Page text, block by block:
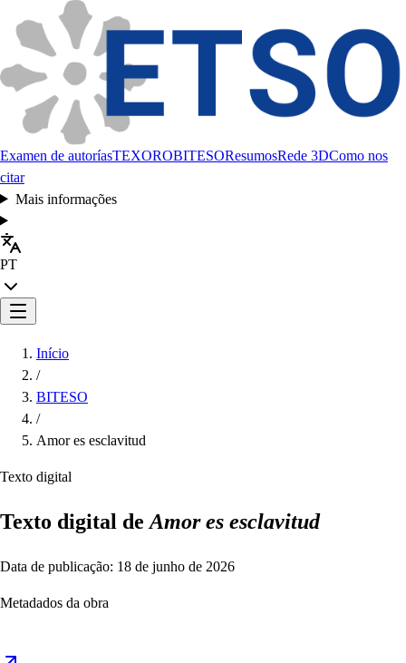
Examen de autoríasTEXOROBITESOResumosRede 3DComo nos
citar
Mais informações
PT
Início
/
BITESO
/
Amor es esclavitud
Texto digital
Texto digital deAmor es esclavitud
Data de publicação: 18 de junho de 2026
Metadados da obra